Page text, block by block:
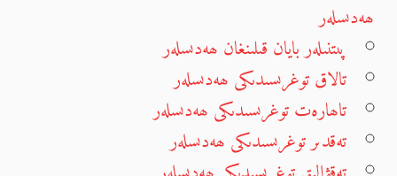
ھەدىسلەر
پىتنىلەر بايان قىلىنغان ھەدىسلەر
تالاق توغرىسىدىكى ھەدىسلەر
تاھارەت توغرىسىدىكى ھەدىسلەر
تەقدىر توغرىسىدىكى ھەدىسلەر